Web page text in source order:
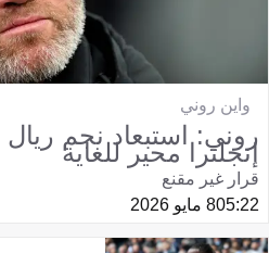
واين روني
روني: استبعاد نجم
إنجلترا محير للغاية
قرار غير مقنع
05:228 مايو 2026